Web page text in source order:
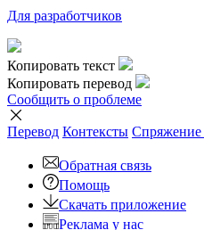
Для разработчиков
Копировать текст
Копировать перевод
Сообщить о проблеме
Перевод Контексты Спряжение
Обратная связь
Помощь
Скачать приложение
Реклама у нас